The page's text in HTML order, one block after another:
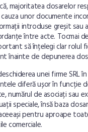
majoritatea dosarelor
unor documente
introduse greșit sau
între acte. Tocmai
să înțelegi clar rolul
înainte de depunerea
unei firme SRL în
diferă ușor în funcție
numărul de asociați sau
speciale, însă baza
pentru aproape
comerciale.